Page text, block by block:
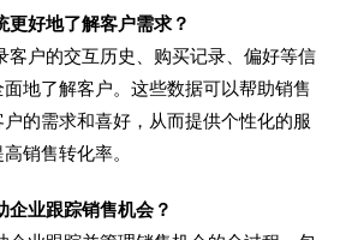
更好地了解客户需求？
客户的交互历史、购买记录、偏好等信
地了解客户。这些数据可以帮助销售
的需求和喜好，从而提供个性化的服
销售转化率。
企业跟踪销售机会？